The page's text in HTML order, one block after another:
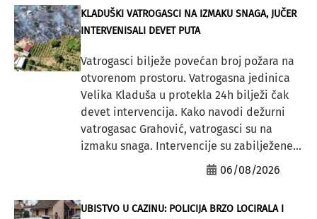
KLADUŠKI VATROGASCI NA IZMAKU SNAGA, JUČER
INTERVENISALI DEVET PUTA
Vatrogasci bilježe povećan broj požara na
otvorenom prostoru. Vatrogasna jedinica
Velika Kladuša u protekla 24h bilježi čak
devet intervencija. Kako navodi dežurni
vatrogasac Grahović, vatrogasci su na
izmaku snaga. Intervencije su zabilježene...
06/08/2026
UBISTVO U CAZINU: POLICIJA BRZO LOCIRALA I